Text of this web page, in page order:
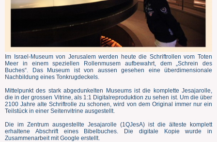
Im Israel-Museum von Jerusalem werden heute die Schriftrollen vom Toten
Meer in einem speziellen Rollenmusem aufbewahrt, dem „Schrein des
Buches“. Das Museum ist von aussen gesehen eine überdimensionale
Nachbildung eines Tonkrugdeckels.
Mittelpunkt des stark abgedunkelten Museums ist die komplette Jesajarolle,
die in der grossen Vitrine, als 1:1 Digitalreproduktion zu sehen ist. Um die über
2100 Jahre alte Schriftrolle zu schonen, wird von dem Original immer nur ein
Teilstück in einer Seitenvitrine ausgestellt.
Die im Zentrum ausgestellte Jesajarolle (1QJesA) ist die älteste komplett
erhaltene Abschrift eines Bibelbuches. Die digitale Kopie wurde in
Zusammenarbeit mit Google erstellt.